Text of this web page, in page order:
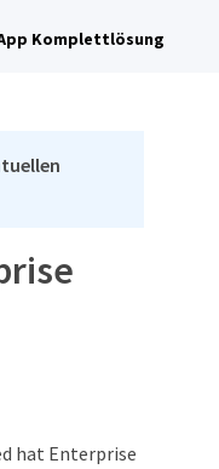
Komplettlösung
hat Enterprise